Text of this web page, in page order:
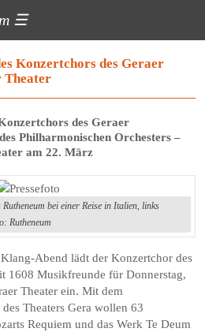
☰
Konzertchors des Geraer
Theater
des Geraer
Philharmonischen Orchesters –
am 22. März
bei einer Reise in Italien, links
Rutheneum
Abend lädt der Konzertchor des
1608 Musikfreunde für Donnerstag,
Theater ein. Mit dem
Theaters Gera wollen 63
Requiem und das Werk Te Deum